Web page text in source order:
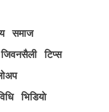
समाज
जिवनसैली
टिप्स
भिडियाे